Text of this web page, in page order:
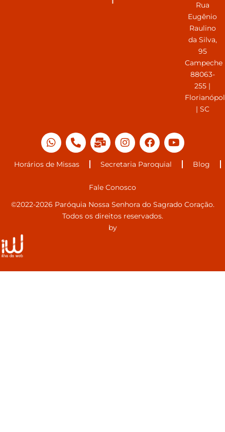
Rua
Eugênio
Raulino
da Silva,
95
Campeche
88063-
255 |
| SC
Horários de Missas Secretaria Paroquial Blog
Fale Conosco
©2022-2026 Paróquia Nossa Senhora do Sagrado Coração.
Todos os direitos reservados.
by